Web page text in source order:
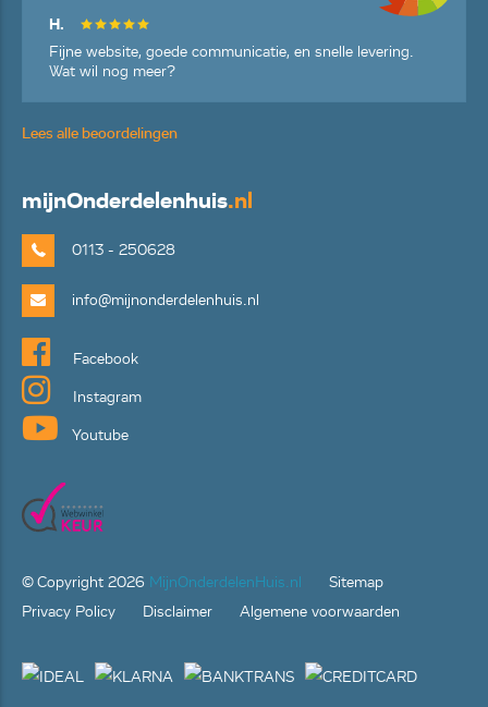
H.
Fijne website, goede communicatie, en snelle levering.
Wat wil nog meer?
Lees alle beoordelingen
mijnOnderdelenhuis.nl
0113 - 250628
info@mijnonderdelenhuis.nl
Facebook
Instagram
Youtube
© Copyright 2026 MijnOnderdelenHuis.nl
Sitemap
Privacy Policy
Disclaimer Algemene voorwaarden